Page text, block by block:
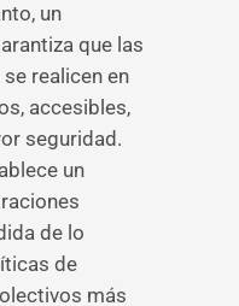
un
que las
realicen en
accesibles,
seguridad.
un
de lo
de
más